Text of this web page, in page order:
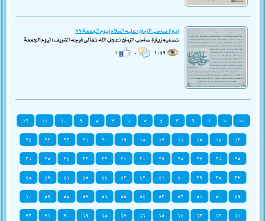
زيارة صاحب الزمان (عليه السلام) يوم الجمعة-٩٩
تصميم زيارة صاحب الزمان (عجل الله تعالى فرجه الشريف) ليوم الجمعة
««
« ١ ٢ ٣ ٤ ٥ ٦ ٧ ٨ ٩ ١٠ ١١
١٢
١٣
١٤ ١٥ ١٦ ١٧ ١٨ ١٩ ٢٠ ٢١ ٢٢ ٢٣
٢٤
٢٥
٢٦ ٢٧ ٢٨ ٢٩ ٣٠ ٣١ ٣٢ ٣٣ ٣٤ ٣٥
٣٦
٣٧
٣٨ ٣٩ ٤٠ ٤١ ٤٢ ٤٣ ٤٤ ٤٥ ٤٦ ٤٧
٤٨
٤٩
٥٠ ٥١ ٥٢ ٥٣ ٥٤ ٥٥ ٥٦ ٥٧ ٥٨ ٥٩
٦٠
٦١
٦٢ ٦٣ ٦٤ ٦٥ ٦٦ ٦٧ ٦٨ ٦٩ ٧٠ ٧١
٧٢